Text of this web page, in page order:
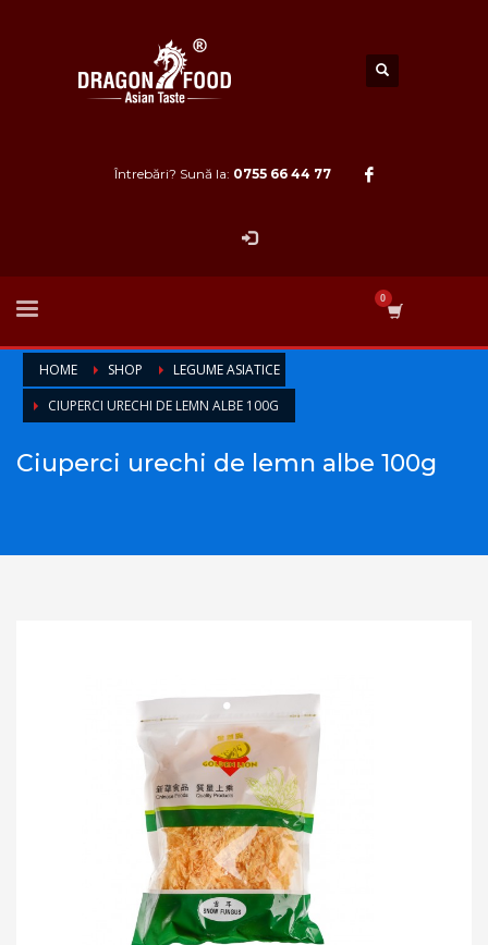
Întrebări? Sună la: 0755 66 44 77
HOME SHOP
LEGUME ASIATICE
CIUPERCI URECHI DE LEMN ALBE 100G
Ciuperci urechi de lemn albe 100g